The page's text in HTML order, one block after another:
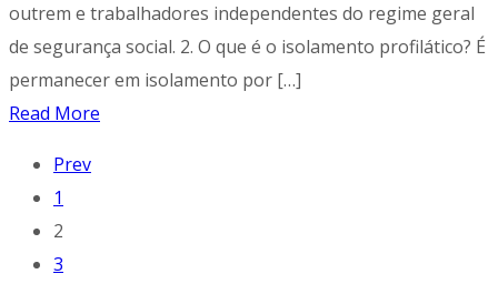
outrem e trabalhadores independentes do regime geral
de segurança social. 2. O que é o isolamento profilático? É
permanecer em isolamento por […]
Read More
Prev
1
2
3